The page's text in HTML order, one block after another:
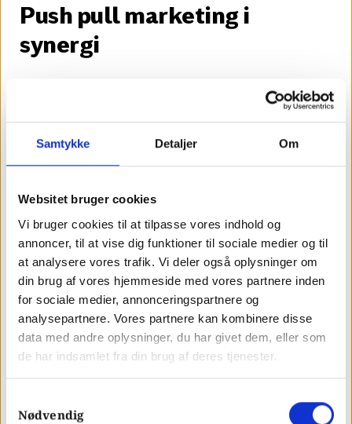
Samtykke Detaljer Om
Websitet bruger cookies
Vi bruger cookies til at tilpasse vores indhold og
annoncer, til at vise dig funktioner til sociale medier og til
at analysere vores trafik. Vi deler også oplysninger om
din brug af vores hjemmeside med vores partnere inden
for sociale medier, annonceringspartnere og
analysepartnere. Vores partnere kan kombinere disse
data med andre oplysninger, du har givet dem, eller som
de har indsamlet fra din brug af deres tjenester.
Nødvendig
Push pull marketing i
synergi
De to strategier kan også kombineres, hvor
marketing for at opnå en større effektivitet
i sin markedsføring.
En virksomhed kan anvende push-
marketing for at skabe opmærksomhed om
et nyt produkt og derefter bruge pull-
marketing for at opbygge en interesse for